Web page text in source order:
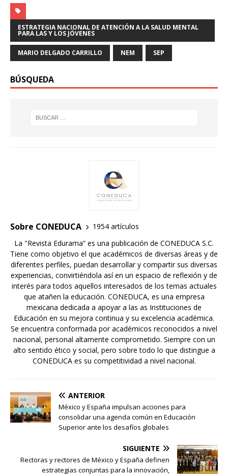
ESTRATEGIA NACIONAL DE ATENCIÓN A LA SALUD MENTAL
PARA LAS Y LOS JÓVENES
MARIO DELGADO CARRILLO NEM SEP
BÚSQUEDA
Sobre CONEDUCA
1954 artículos
La "Revista Edurama” es una publicación de CONEDUCA S.C.
Tiene como objetivo el que académicos de diversas áreas y de
diferentes perfiles, puedan desarrollar y compartir sus diversas
experiencias, convirtiéndola así en un espacio de reflexión y de
interés para todos aquellos interesados de los temas actuales
que atañen la educación. CONEDUCA, es una empresa
mexicana dedicada a apoyar a las as Instituciones de
Educación en su mejora continua y su excelencia académica.
Se encuentra conformada por académicos reconocidos a nivel
nacional, personal altamente comprometido. Siempre con un
alto sentido ético y social, pero sobre todo lo que distingue a
CONEDUCA es su competitividad a nivel nacional.
ANTERIOR
México y España impulsan acciones para
consolidar una agenda común en Educación
Superior ante los desafíos globales
SIGUIENTE
Rectoras y rectores de México y España definen
estrategias conjuntas para la innovación,